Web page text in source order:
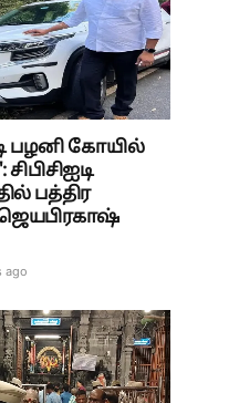
பழனி கோயில்
பத்திர
ago